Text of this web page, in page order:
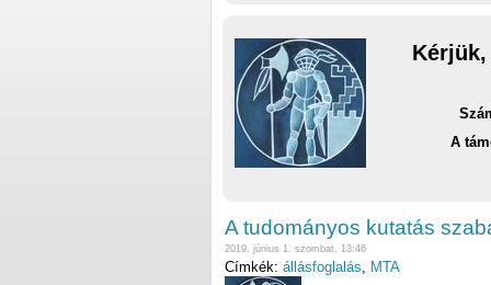
A
A tudományos kutatás
2019. június 1. szombat, 13:46
Címkék: állásfoglalás, MTA